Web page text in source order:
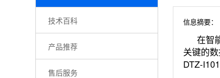
技术百科
产品推荐
售后服务
信息摘要：
在智
关键的
DTZ-